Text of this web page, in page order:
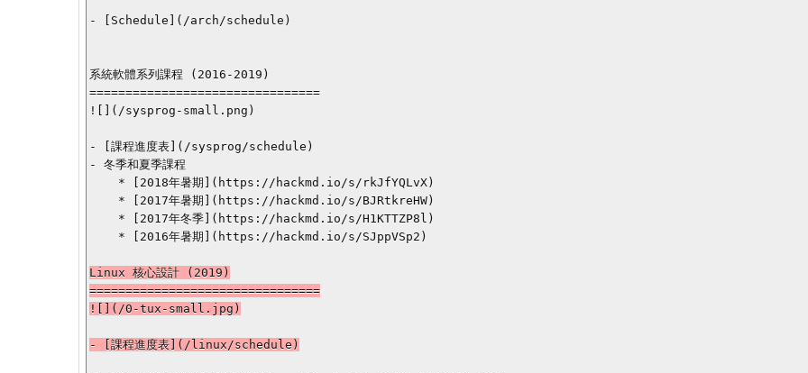
- [Schedule](/arch/schedule)
系統軟體系列課程 (2016-2019)
================================
![](/sysprog-small.png)
- [課程進度表](/sysprog/schedule)
- 冬季和夏季課程
Linux 核心設計 (2019)
================================
![](/0-tux-small.jpg)
- [課程進度表](/linux/schedule)